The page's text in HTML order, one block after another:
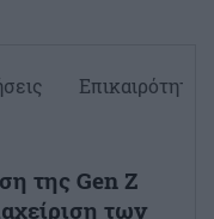
Επικαιρότητα
της Gen Z
των